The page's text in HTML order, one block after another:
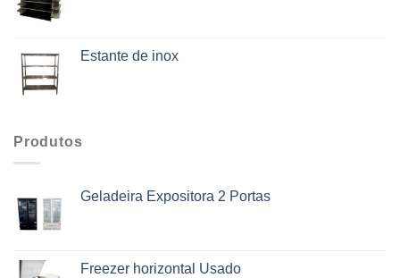
Estante de inox
Produtos
Geladeira Expositora 2 Portas
Freezer horizontal Usado